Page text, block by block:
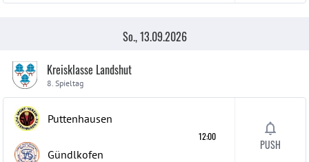
So., 13.09.2026
Kreisklasse Landshut
8. Spieltag
Puttenhausen
Gündlkofen
12:00
PUSH